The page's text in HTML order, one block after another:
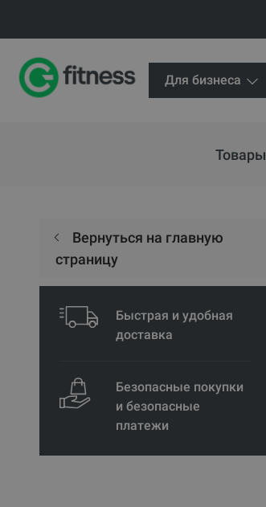
Для бизнеса
Товары
Вернуться на главную
страницу
Быстрая и удобная
доставка
Безопасные покупки
и безопасные
платежи